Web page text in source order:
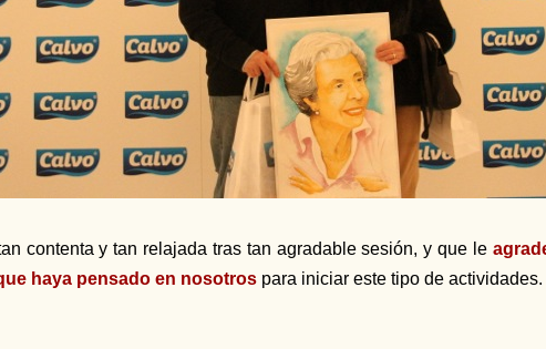
contenta y tan relajada tras tan agradable sesión, y que le
haya pensado en nosotros para iniciar este tipo de actividades.